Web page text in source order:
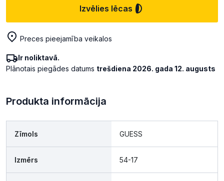
Izvēlies lēcas
Preces pieejamība veikalos
Ir noliktavā.
Plānotais piegādes datums trešdiena 2026. gada 12. augusts
Produkta informācija
Zīmols GUESS
Izmērs 54-17